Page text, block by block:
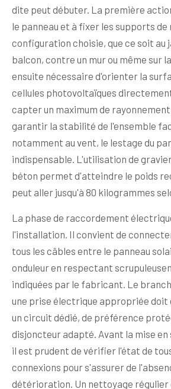
dite peut débuter. La première
le panneau et à fixer les supports de
configuration choisie, que ce soit au
balcon, contre un mur ou même sur
ensuite nécessaire d'orienter la
cellules photovoltaïques
capter un maximum de
garantir la stabilité de l'ensemble
notamment au vent, le lestage du
indispensable. L'utilisation de
béton permet d'atteindre le poids
peut aller jusqu'à 80 kilogrammes
La phase de raccordement
l'installation. Il convient de
tous les câbles entre le panneau
onduleur en respectant
indiquées par le fabricant. Le
une prise électrique appropriée
un circuit dédié, de préférence
disjoncteur adapté. Avant la mise
il est prudent de vérifier l'état de
connexions pour s'assurer de
détérioration. Un nettoyage régulier